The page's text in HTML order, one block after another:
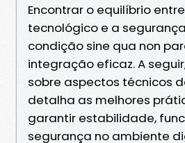
Encontrar o equilíbrio
tecnológico e a
condição sine qua non
integração eficaz. A
sobre aspectos técnicos
detalha as melhores
garantir estabilidade,
segurança no ambiente